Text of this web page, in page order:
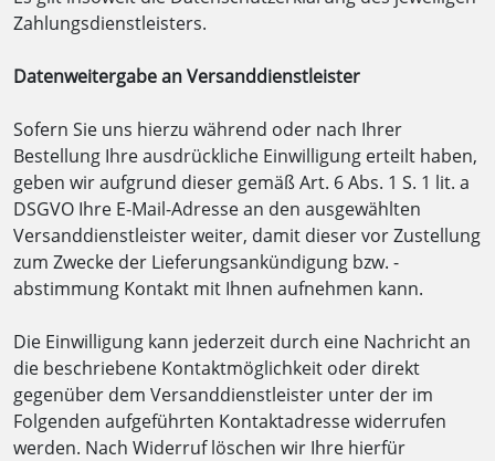
Zahlungsdienstleisters.
Datenweitergabe an Versanddienstleister
Sofern Sie uns hierzu während oder nach Ihrer
Bestellung Ihre ausdrückliche Einwilligung erteilt haben,
geben wir aufgrund dieser gemäß Art. 6 Abs. 1 S. 1 lit. a
DSGVO Ihre E-Mail-Adresse an den ausgewählten
Versanddienstleister weiter, damit dieser vor Zustellung
zum Zwecke der Lieferungsankündigung bzw. -
abstimmung Kontakt mit Ihnen aufnehmen kann.
Die Einwilligung kann jederzeit durch eine Nachricht an
die beschriebene Kontaktmöglichkeit oder direkt
gegenüber dem Versanddienstleister unter der im
Folgenden aufgeführten Kontaktadresse widerrufen
werden. Nach Widerruf löschen wir Ihre hierfür